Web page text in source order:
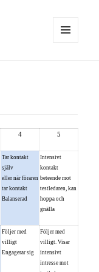
4 5
Tar kontakt
själv
eller när föraren
tar kontakt
Balanserad
Intensivt
kontakt
beteende mot
testledaren, kan
hoppa och
gnälla
Följer med
villigt
Engagerar sig
Följer med
villigt. Visar
intensivt
intresse mot